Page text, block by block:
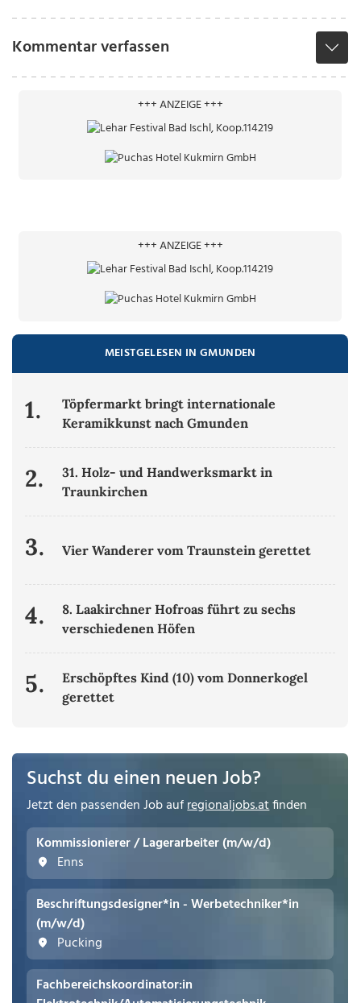
Kommentar verfassen
+++ ANZEIGE +++
+++ ANZEIGE +++
MEISTGELESEN IN GMUNDEN
1.
Töpfermarkt bringt internationale
Keramikkunst nach Gmunden
2.
31. Holz- und Handwerksmarkt in
Traunkirchen
3. Vier Wanderer vom Traunstein gerettet
4.
8. Laakirchner Hofroas führt zu sechs
verschiedenen Höfen
5.
Erschöpftes Kind (10) vom Donnerkogel
gerettet
Suchst du einen neuen Job?
Jetzt den passenden Job aufregionaljobs.atfinden
Kommissionierer / Lagerarbeiter (m/w/d)
Enns
Beschriftungsdesigner*in - Werbetechniker*in
(m/w/d)
Pucking
Fachbereichskoordinator:in